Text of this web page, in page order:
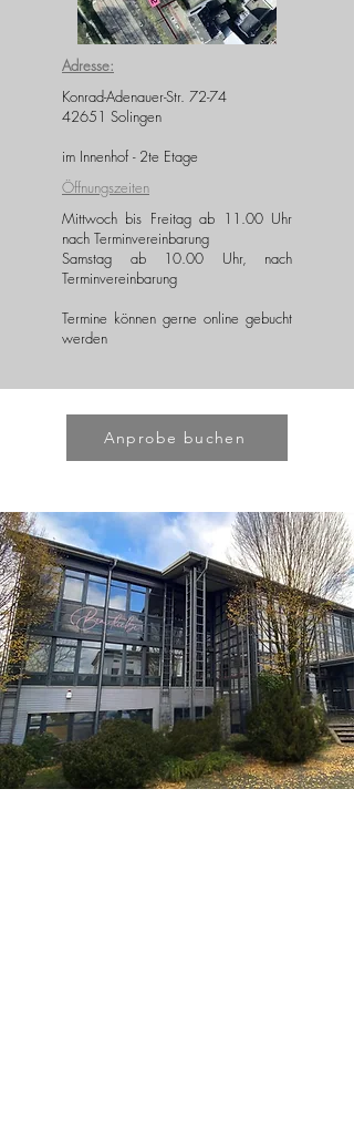
Adresse:
Konrad-Adenauer-Str. 72-74
42651 Solingen
im Innenhof - 2te Etage
Öffnungszeiten
Mittwoch bis Freitag ab 11.00 Uhr
nach Terminvereinbarung
Samstag ab 10.00 Uhr, nach
Terminvereinbarung
Termine können gerne online gebucht
werden
Anprobe buchen